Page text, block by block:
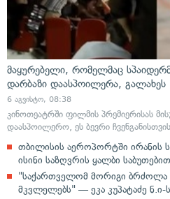
მაყურებელი, რომელმაც
დარბაზი დაასპოილერა, გალახეს
6 აგვისტო, 08:38
კინოთეატრში ფილმის პრემიერისას
დაასპოილერო, ეს ბევრი
თბილისის აეროპორტში ირანის
ისინი საზღვრის ყალბი
"საქართველომ მორიგი ბრძოლა
მკვლელებს" — ეკა კუპატაძე ნ.ი-